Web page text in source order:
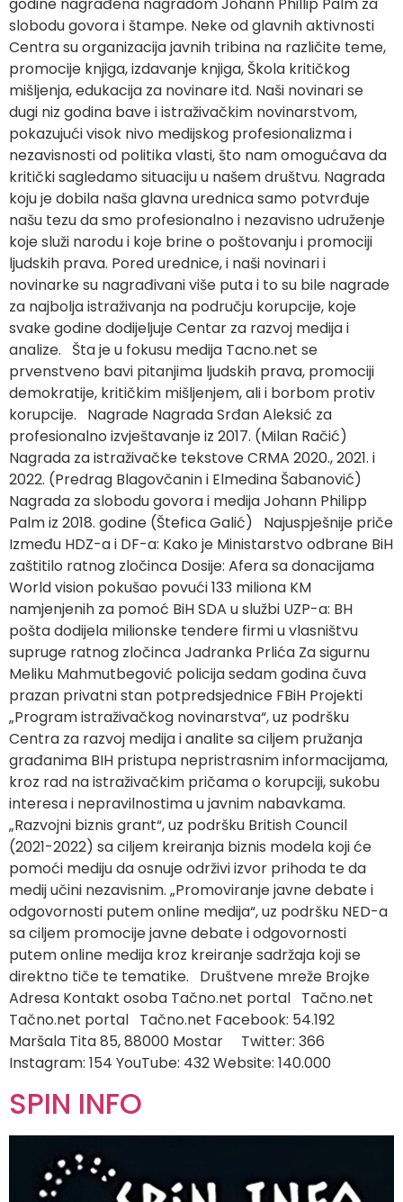
slobodu govora i štampe. Neke od glavnih aktivnosti
Centra su organizacija javnih tribina na različite teme,
promocije knjiga, izdavanje knjiga, Škola kritičkog
mišljenja, edukacija za novinare itd. Naši novinari se
dugi niz godina bave i istraživačkim novinarstvom,
pokazujući visok nivo medijskog profesionalizma i
nezavisnosti od politika vlasti, što nam omogućava da
kritički sagledamo situaciju u našem društvu. Nagrada
koju je dobila naša glavna urednica samo potvrđuje
našu tezu da smo profesionalno i nezavisno udruženje
koje služi narodu i koje brine o poštovanju i promociji
ljudskih prava. Pored urednice, i naši novinari i
novinarke su nagrađivani više puta i to su bile nagrade
za najbolja istraživanja na području korupcije, koje
svake godine dodijeljuje Centar za razvoj medija i
analize. Šta je u fokusu medija Tacno.net se
prvenstveno bavi pitanjima ljudskih prava, promociji
demokratije, kritičkim mišljenjem, ali i borbom protiv
korupcije. Nagrade Nagrada Srđan Aleksić za
profesionalno izvještavanje iz 2017. (Milan Račić)
Nagrada za istraživačke tekstove CRMA 2020., 2021. i
2022. (Predrag Blagovčanin i Elmedina Šabanović)
Nagrada za slobodu govora i medija Johann Philipp
Palm iz 2018. godine (Štefica Galić) Najuspješnije priče
Između HDZ-a i DF-a: Kako je Ministarstvo odbrane BiH
zaštitilo ratnog zločinca Dosije: Afera sa donacijama
World vision pokušao povući 133 miliona KM
namjenjenih za pomoć BiH SDA u službi UZP-a: BH
pošta dodijela milionske tendere firmi u vlasništvu
supruge ratnog zločinca Jadranka Prlića Za sigurnu
Meliku Mahmutbegović policija sedam godina čuva
prazan privatni stan potpredsjednice FBiH Projekti
„Program istraživačkog novinarstva“, uz podršku
Centra za razvoj medija i analite sa ciljem pružanja
građanima BIH pristupa nepristrasnim informacijama,
kroz rad na istraživačkim pričama o korupciji, sukobu
interesa i nepravilnostima u javnim nabavkama.
„Razvojni biznis grant“, uz podršku British Council
(2021-2022) sa ciljem kreiranja biznis modela koji će
pomoći mediju da osnuje održivi izvor prihoda te da
medij učini nezavisnim. „Promoviranje javne debate i
odgovornosti putem online medija“, uz podršku NED-a
sa ciljem promocije javne debate i odgovornosti
putem online medija kroz kreiranje sadržaja koji se
direktno tiče te tematike. Društvene mreže Brojke
Adresa Kontakt osoba Tačno.net portal Tačno.net
Tačno.net portal Tačno.net Facebook: 54.192
Maršala Tita 85, 88000 Mostar Twitter: 366
Instagram: 154 YouTube: 432 Website: 140.000
SPIN INFO